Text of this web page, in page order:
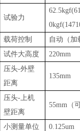
试验力
载荷控制
自动（加
试件大高度
220mm
压头-外壁
距离
135mm
压头-上机
壁距离
55mm （
小测量单位
0.125um